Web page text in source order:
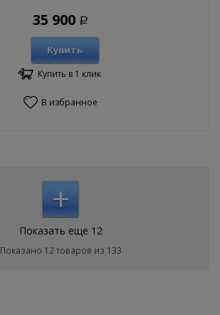
35 900 Р
Купить
Купить в 1 клик
В избранное
+
Показать еще 12
Показано 12 товаров из 133